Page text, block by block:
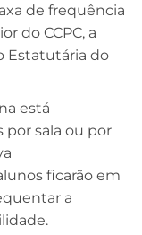
de frequência
do CCPC, a
Estatutária do
está
por sala ou por
ficarão em
a